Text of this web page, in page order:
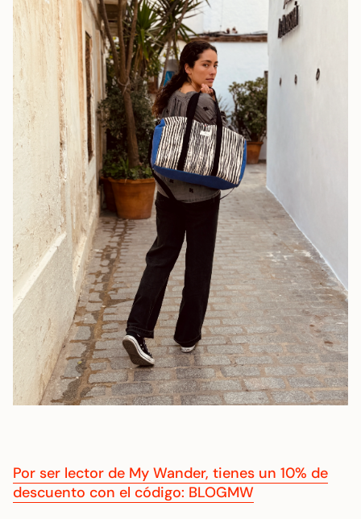
Por ser lector de My Wander, tienes un 10% de
descuento con el código: BLOGMW